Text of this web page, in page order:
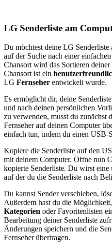
LG Senderliste am
Du möchtest deine LG
auf der Suche nach einer einfachen
Chansort wird das Sortieren
Chansort ist ein
LG Fernseher entwickelt wurde.
Es ermöglicht dir, deine
und nach deinen persönlichen
zu verwenden, musst du zunächst
Fernseher auf deinen Computer
einfach tun, indem du einen USB-
Kopiere die Senderliste auf den
mit deinem Computer. Öffne nun
kopierte Senderliste. Du wirst eine
auf der du die Senderliste nach
Du kannst Sender verschieben,
Außerdem hast du die
Kategorien oder Favoritenlisten
Bearbeitung deiner Senderliste
Änderungen speichern und die
Fernseher übertragen.